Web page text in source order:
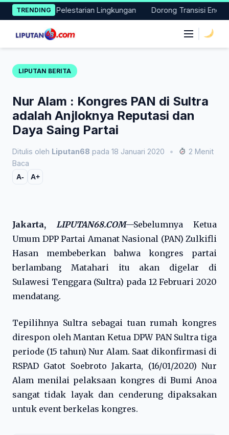
Skip
to
content
TRENDING
Nyata Pelestarian Lingkungan Dorong Transisi Energi di
LIPUTAN BERITA
Nur Alam : Kongres PAN di Sultra
adalah Anjloknya Reputasi dan
Daya Saing Partai
Ditulis oleh Liputan68 pada 18 Januari 2020 •
2 Menit
Baca
A- A+
Jakarta, LIPUTAN68.COM—Sebelumnya Ketua
Umum DPP Partai Amanat Nasional (PAN) Zulkifli
Hasan membeberkan bahwa kongres partai
berlambang Matahari itu akan digelar di
Sulawesi Tenggara (Sultra) pada 12 Februari 2020
mendatang.
Tepilihnya Sultra sebagai tuan rumah kongres
direspon oleh Mantan Ketua DPW PAN Sultra tiga
periode (15 tahun) Nur Alam. Saat dikonfirmasi di
RSPAD Gatot Soebroto Jakarta, (16/01/2020) Nur
Alam menilai pelaksaan kongres di Bumi Anoa
sangat tidak layak dan cenderung dipaksakan
untuk event berkelas kongres.